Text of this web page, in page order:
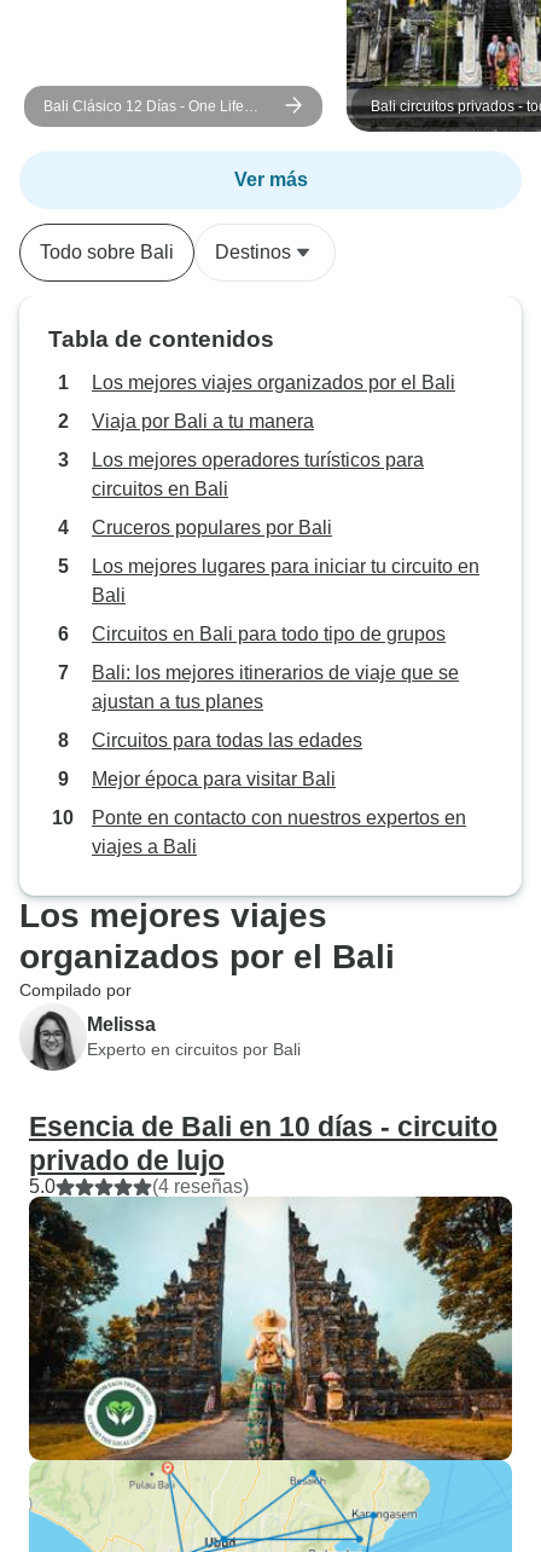
Bali Clásico 12 Días - One Life
Adventures
Bali circuitos privados -
incluido
Ver más
Todo sobre Bali Destinos
Tabla de contenidos
Los mejores viajes organizados por el Bali
Viaja por Bali a tu manera
Los mejores operadores turísticos para
circuitos en Bali
Cruceros populares por Bali
Los mejores lugares para iniciar tu circuito en
Bali
Circuitos en Bali para todo tipo de grupos
Bali: los mejores itinerarios de viaje que se
ajustan a tus planes
Circuitos para todas las edades
Mejor época para visitar Bali
Ponte en contacto con nuestros expertos en
viajes a Bali
Los mejores viajes
organizados por el Bali
Compilado por
Melissa
Experto en circuitos por Bali
Esencia de Bali en 10 días - circuito
privado de lujo
5.0 (4 reseñas)